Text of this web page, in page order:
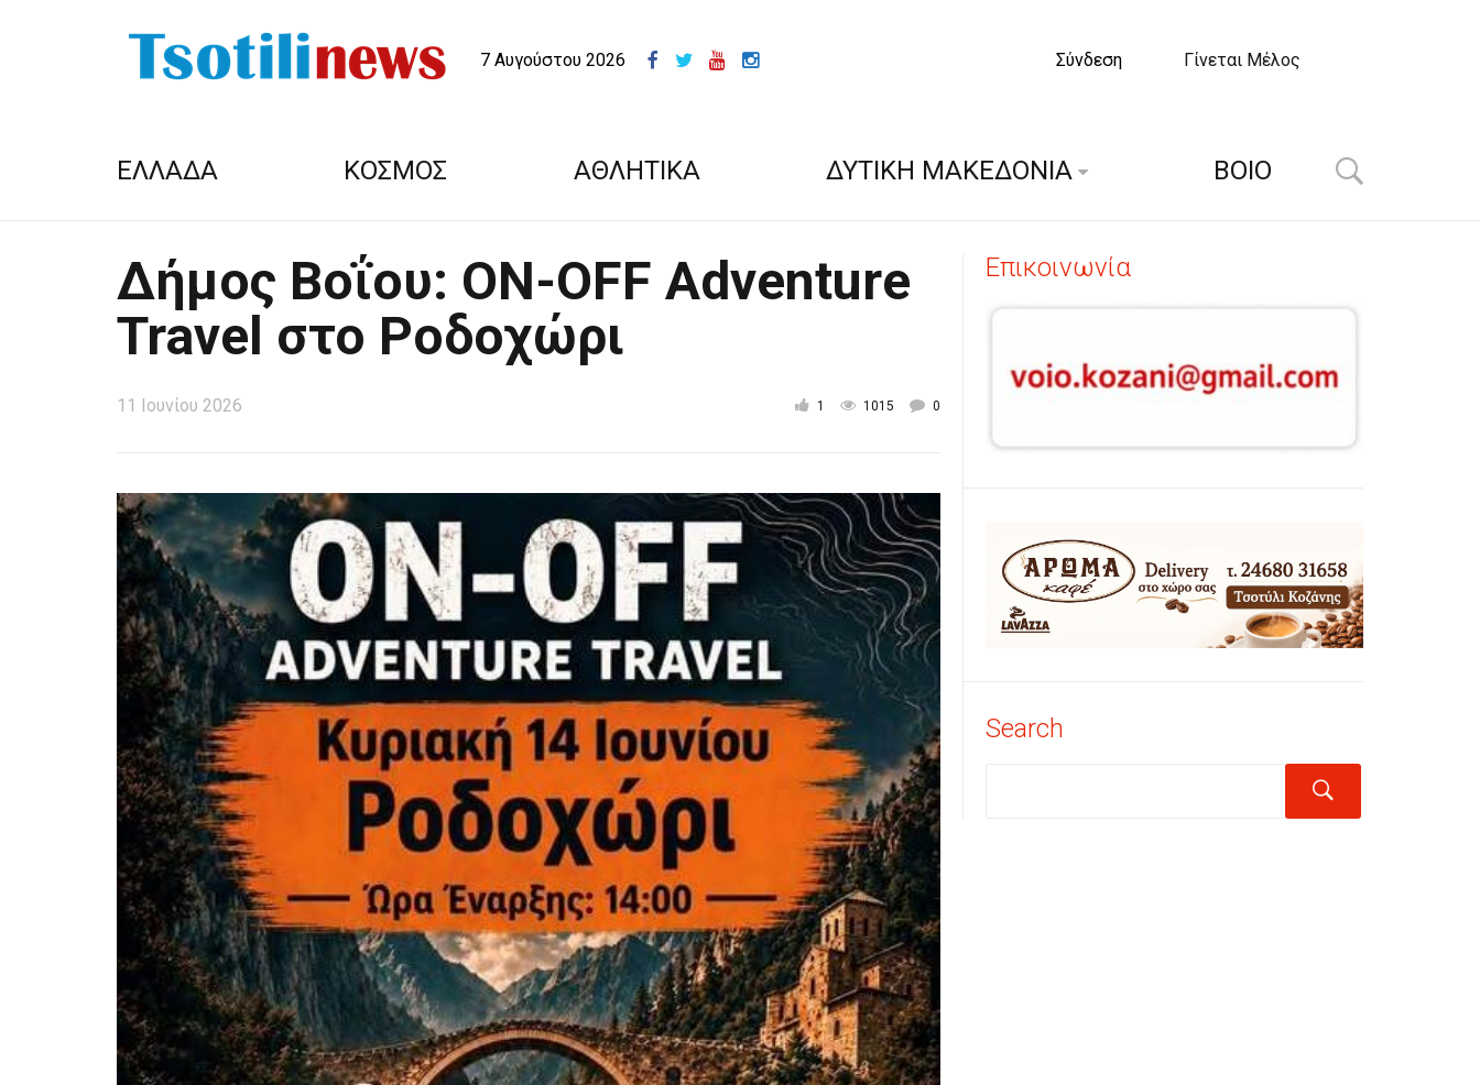
7 Αυγούστου 2026 Σύνδεση Γίνεται Μέλος
ΕΛΛΑΔΑ ΚΟΣΜΟΣ ΑΘΛΗΤΙΚΑ ΔΥΤΙΚΗ ΜΑΚΕΔΟΝΙΑ ΒΟΙΟ
Δήμος Βοΐου: ON-OFF Adventure
Travel στο Ροδοχώρι
11 Ιουνίου 2026 1 1015 0
Επικοινωνία
Search